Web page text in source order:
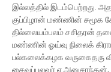
இல்லத்தில் இடம்பெற்றது.
குப்பிழான் மண்ணின் சமூக
தில்லையம்பலம் சசிதரன்
மண்ணின் ஓய்வு நிலைக்
பல்கலைக்கழக வருகைதரு
சைவப்புலவர் ஏ.அனுசாந்தன்,